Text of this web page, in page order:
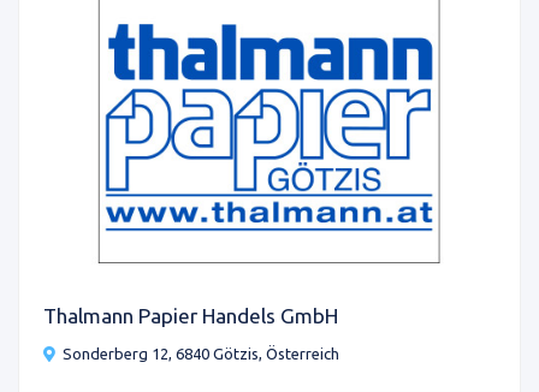
Thalmann Papier Handels GmbH
Sonderberg 12, 6840 Götzis, Österreich